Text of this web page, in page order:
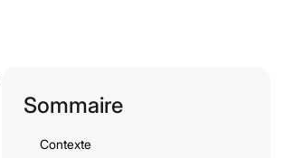
Sommaire
Contexte